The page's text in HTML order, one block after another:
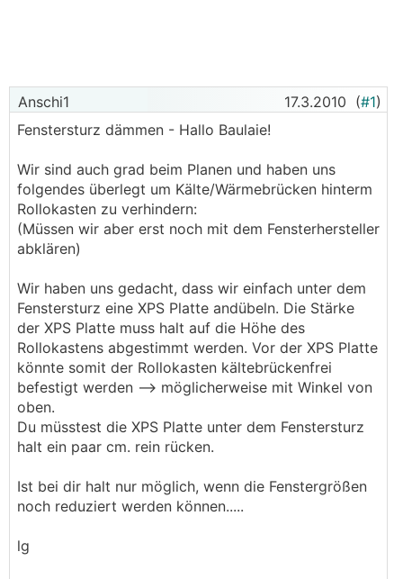
Anschi1 17.3.2010 (#1)
Fenstersturz dämmen - Hallo Baulaie!
Wir sind auch grad beim Planen und haben uns
folgendes überlegt um Kälte/Wärmebrücken hinterm
Rollokasten zu verhindern:
(Müssen wir aber erst noch mit dem Fensterhersteller
abklären)
Wir haben uns gedacht, dass wir einfach unter dem
Fenstersturz eine XPS Platte andübeln. Die Stärke
der XPS Platte muss halt auf die Höhe des
Rollokastens abgestimmt werden. Vor der XPS Platte
könnte somit der Rollokasten kältebrückenfrei
befestigt werden --> möglicherweise mit Winkel von
oben.
Du müsstest die XPS Platte unter dem Fenstersturz
halt ein paar cm. rein rücken.
Ist bei dir halt nur möglich, wenn die Fenstergrößen
noch reduziert werden können.....
lg